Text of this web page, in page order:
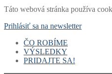
Táto webová stránka používa
Prihlásiť sa na newsletter
ČO ROBÍME
Voľby a financovanie
Samospráva
VÝSLEDKY
Rebríčky a portály
PRIDAJTE SA!